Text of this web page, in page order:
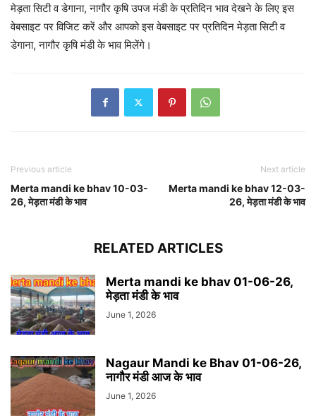
मेड़ता सिटी व डेगाना, नागौर कृषि उपज मंडी के प्रतिदिन भाव देखने के लिए इस
वेबसाइट पर विजिट करें और आपको इस वेबसाइट पर प्रतिदिन मेड़ता सिटी व
डेगाना, नागौर कृषि मंडी के भाव मिलेंगे।
Previous article
Merta mandi ke bhav 10-03-
26, मेड़ता मंडी के भाव
Next article
Merta mandi ke bhav 12-03-
26, मेड़ता मंडी के भाव
RELATED ARTICLES
Merta mandi ke bhav 01-06-26,
मेड़ता मंडी के भाव
June 1, 2026
Nagaur Mandi ke Bhav 01-06-26,
नागौर मंडी आज के भाव
June 1, 2026